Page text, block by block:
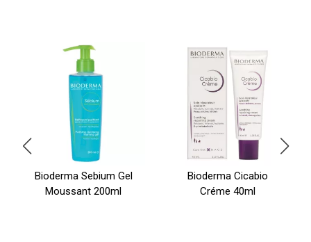
Bioderma Sebium Gel
Moussant 200ml
Bioderma Cicabio
Créme 40ml